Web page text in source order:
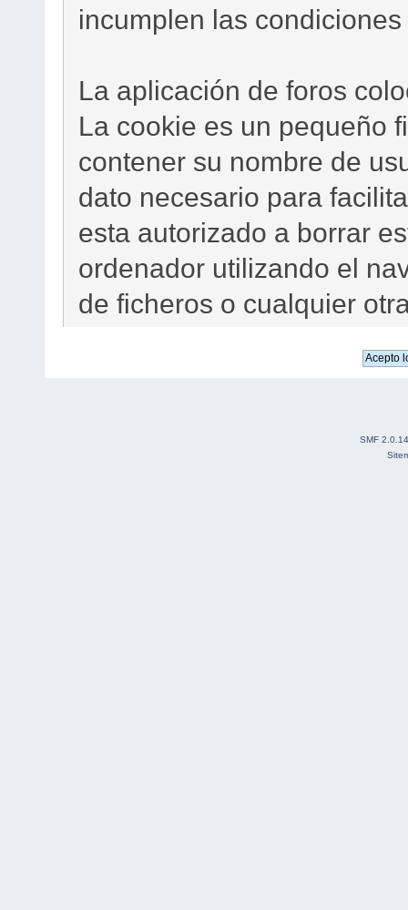
incumplen las
La aplicación de foros
La cookie es un pequeño
contener su nombre de
dato necesario para
esta autorizado a borrar
ordenador utilizando el
de ficheros o cualquier
SMF 2.0.14